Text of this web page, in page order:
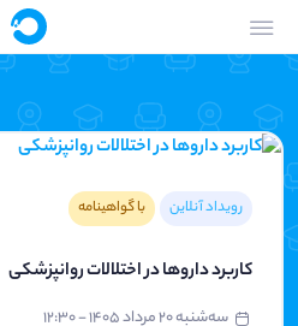
رویداد آنلاین با گواهینامه
کاربرد داروها در اختلالات روانپزشکی
سه‌شنبه ۲۰ مرداد ۱۴۰۵ - ۱۲:۳۰